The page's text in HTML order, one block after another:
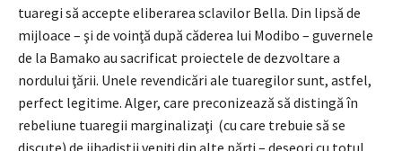
tuaregi să accepte eliberarea sclavilor Bella. Din lipsă de
mijloace – şi de voinţă după căderea lui Modibo – guvernele
de la Bamako au sacrificat proiectele de dezvoltare a
nordului ţării. Unele revendicări ale tuaregilor sunt, astfel,
perfect legitime. Alger, care preconizează să distingă în
rebeliune tuaregii marginalizaţi (cu care trebuie să se
discute) de jihadiştii veniţi din alte părţi – deseori cu totul